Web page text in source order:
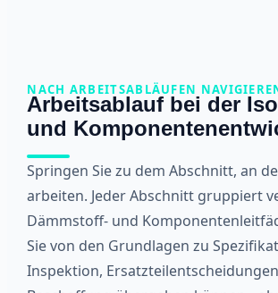
NACH ARBEITSABLÄUFEN
Arbeitsablauf bei der
und
Springen Sie zu dem Abschnitt, an
arbeiten. Jeder Abschnitt gruppiert
Dämmstoff- und
Sie von den Grundlagen zu
Inspektion,